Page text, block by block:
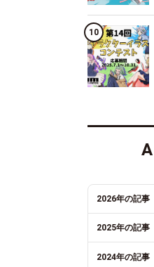
2026年の記事
2025年の記事
2024年の記事